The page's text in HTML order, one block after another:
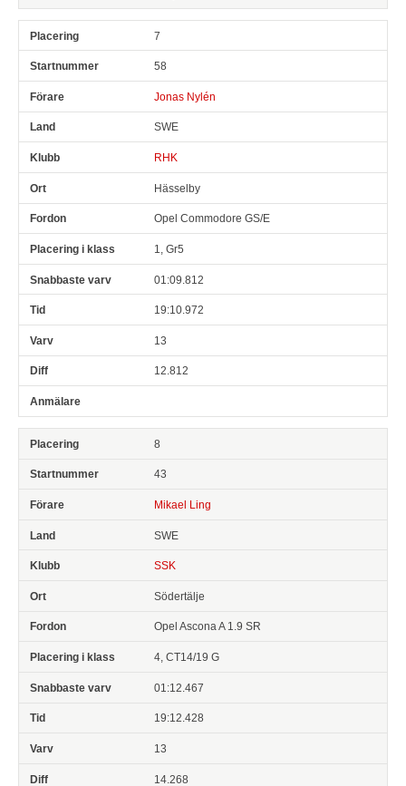
7
58
Jonas Nylén
SWE
RHK
Hässelby
Opel Commodore GS/E
1, Gr5
01:09.812
19:10.972
13
12.812
8
43
Mikael Ling
SWE
SSK
Södertälje
Opel Ascona A 1.9 SR
4, CT14/19 G
01:12.467
19:12.428
13
14.268